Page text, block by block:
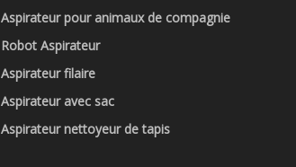
Aspirateur pour animaux de compagnie
Robot Aspirateur
Aspirateur filaire
Aspirateur avec sac
Aspirateur nettoyeur de tapis